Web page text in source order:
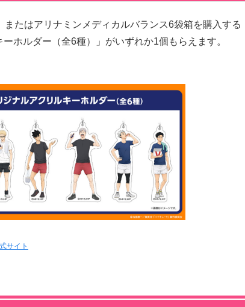
またはアリナミンメディカルバランス6袋箱を購入する
ホルダー（全6種）」がいずれか1個もらえます。
サイト